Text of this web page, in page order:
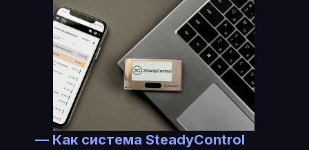
— Как система SteadyControl